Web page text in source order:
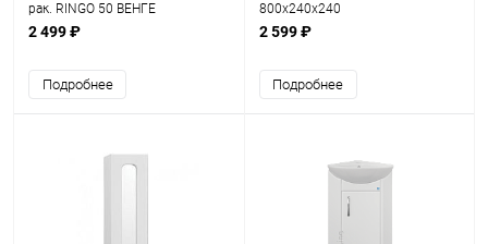
рак. RINGO 50 ВЕНГЕ
2 499 ₽
Подробнее
800х240х240
2 599 ₽
Подробнее